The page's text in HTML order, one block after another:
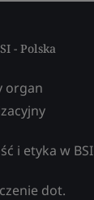
- Polska
organ
i etyka w BSI
dot.